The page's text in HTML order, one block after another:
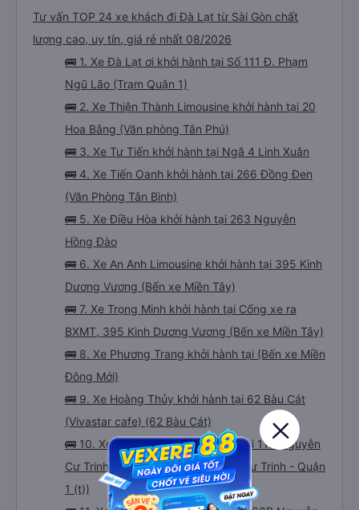
Tư vấn TOP 24 xe khách đi Đà Lạt từ Sài Gòn chất
lượng cao, uy tín, giá rẻ nhất 08/2026
🚌 1. Xe Đà Lạt ơi khởi hành tại Số 111 Đ. Phạm
Ngũ Lão (Trạm Quận 1)
🚌 2. Xe Thiện Thành Limousine khởi hành tại 20
Hoa Bằng (Văn phòng Tân Phú)
🚌 3. Xe Tư Tiến khởi hành tại Ngã 4 Linh Xuân
🚌 4. Xe Tiến Oanh khởi hành tại 266 Đồng Đen
(Văn Phòng Tân Bình)
🚌 5. Xe Điều Hòa khởi hành tại 263 Nguyễn
Hồng Đào
🚌 6. Xe An Anh Limousine khởi hành tại 395 Kinh
Dương Vương (Bến xe Miền Tây)
🚌 7. Xe Trọng Minh khởi hành tại Cổng xe ra
BXMT, 395 Kinh Dương Vương (Bến xe Miền Tây)
🚌 8. Xe Phương Trang khởi hành tại (Bến xe Miền
Đông Mới)
🚌 9. Xe Hoàng Thủy khởi hành tại 62 Bàu Cát
(Vivastar cafe) (62 Bàu Cát)
🚌 10. Xe Bình Minh Tải khởi hành tại 119 Nguyễn
Cư Trinh (Văn phòng 119 Nguyễn Cư Trinh - Quận
1 (t))